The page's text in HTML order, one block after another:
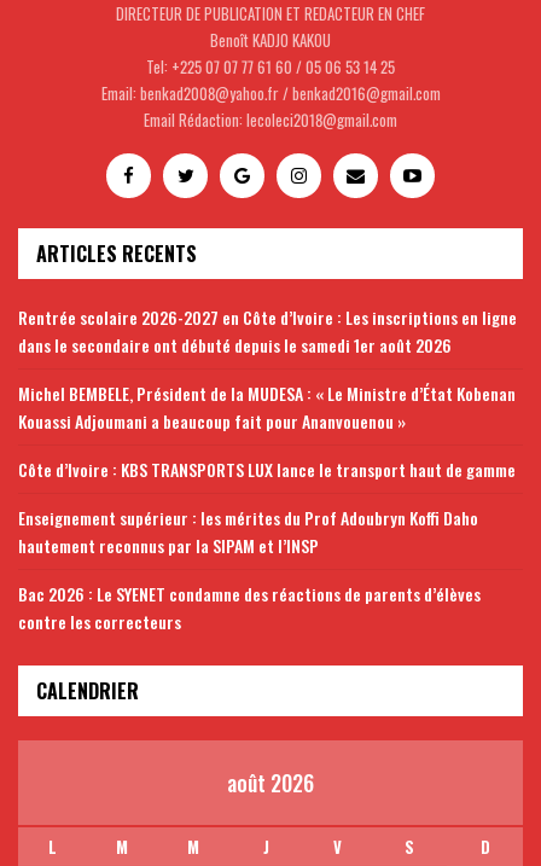
DIRECTEUR DE PUBLICATION ET REDACTEUR EN CHEF
Benoît KADJO KAKOU
Tel: +225 07 07 77 61 60 / 05 06 53 14 25
Email: benkad2008@yahoo.fr / benkad2016@gmail.com
Email Rédaction: lecoleci2018@gmail.com
ARTICLES RECENTS
Rentrée scolaire 2026-2027 en Côte d’Ivoire : Les inscriptions en ligne
dans le secondaire ont débuté depuis le samedi 1er août 2026
Michel BEMBELE, Président de la MUDESA : « Le Ministre d’État Kobenan
Kouassi Adjoumani a beaucoup fait pour Ananvouenou »
Côte d’Ivoire : KBS TRANSPORTS LUX lance le transport haut de gamme
Enseignement supérieur : les mérites du Prof Adoubryn Koffi Daho
hautement reconnus par la SIPAM et l’INSP
Bac 2026 : Le SYENET condamne des réactions de parents d’élèves
contre les correcteurs
CALENDRIER
août 2026
L M M J V S
D